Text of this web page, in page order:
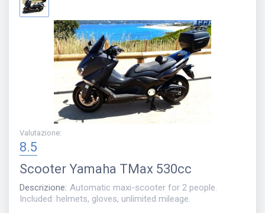
Valutazione:
8.5
Scooter Yamaha TMax 530cc
Descrizione: Automatic maxi-scooter for 2 people.
Included: helmets, gloves, unlimited mileage.